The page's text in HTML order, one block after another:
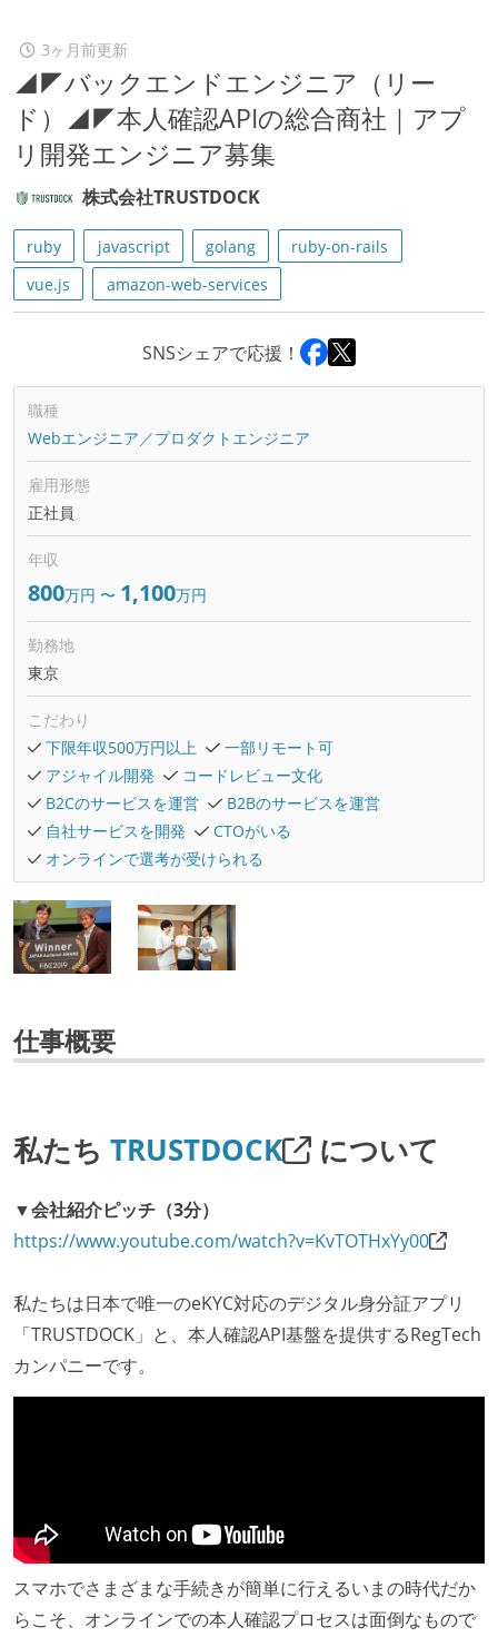
3ヶ月前更新
◢◤バックエンドエンジニア（リー
ド）◢◤本人確認APIの総合商社｜アプ
リ開発エンジニア募集
株式会社TRUSTDOCK
ruby javascript golang
ruby-on-rails
vue.js
amazon-web-services
SNSシェアで応援！
職種
Webエンジニア／プロダクトエンジニア
雇用形態
正社員
年収
800万円 〜 1,100万円
勤務地
東京
こだわり
下限年収500万円以上
一部リモート可
アジャイル開発
コードレビュー文化
B2Cのサービスを運営
B2Bのサービスを運営
自社サービスを開発
CTOがいる
オンラインで選考が受けられる
仕事概要
私たち TRUSTDOCK について
▼会社紹介ピッチ（3分）
https://www.youtube.com/watch?v=KvTOTHxYy00
私たちは日本で唯一のeKYC対応のデジタル身分証アプリ
「TRUSTDOCK」と、本人確認API基盤を提供するRegTech
カンパニーです。
スマホでさまざまな手続きが簡単に行えるいまの時代だか
らこそ、オンラインでの本人確認プロセスは面倒なもので